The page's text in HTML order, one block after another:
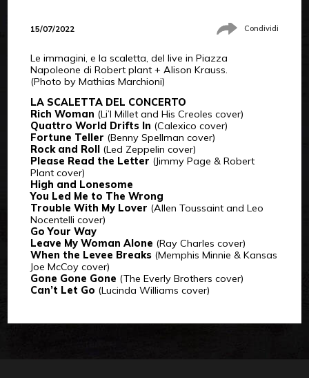
15/07/2022 Condividi
Le immagini, e la scaletta, del live in Piazza
Napoleone di Robert plant + Alison Krauss.
(Photo by Mathias Marchioni)
LA SCALETTA DEL CONCERTO
Rich Woman (Li’l Millet and His Creoles cover)
Quattro World Drifts In (Calexico cover)
Fortune Teller (Benny Spellman cover)
Rock and Roll(Led Zeppelin cover)
Please Read the Letter (Jimmy Page & Robert
Plant cover)
High and Lonesome
You Led Me to The Wrong
Trouble With My Lover (Allen Toussaint and Leo
Nocentelli cover)
Go Your Way
Leave My Woman Alone (Ray Charles cover)
When the Levee Breaks(Memphis Minnie & Kansas
Joe McCoy cover)
Gone Gone Gone (The Everly Brothers cover)
Can’t Let Go (Lucinda Williams cover)